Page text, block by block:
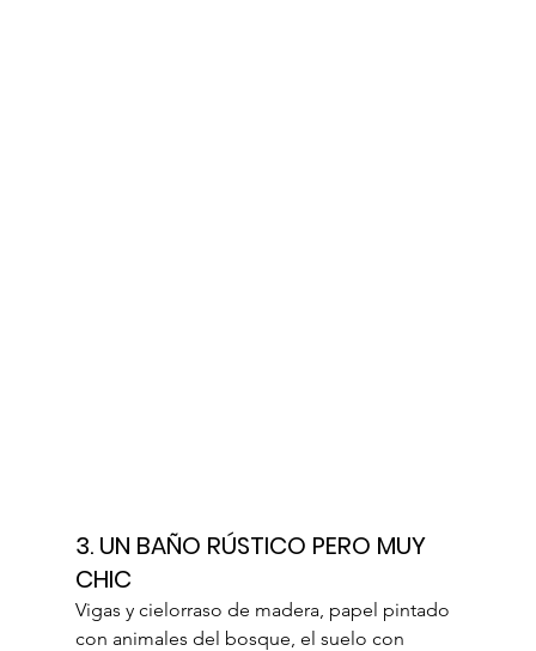
3. UN BAÑO RÚSTICO PERO MUY
CHIC
Vigas y cielorraso de madera, papel pintado
con animales del bosque, el suelo con